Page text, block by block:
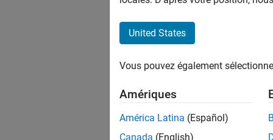
d'offre
Les
United States
Vous pouvez également
Amériques
América Latina (Español)
Canada (English)